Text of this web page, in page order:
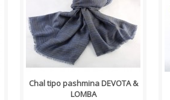
Chal tipo pashmina DEVOTA &
LOMBA